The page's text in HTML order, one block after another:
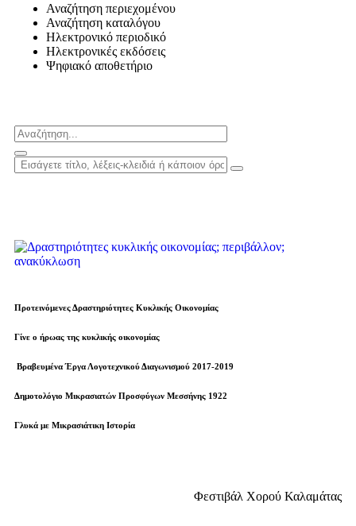
Αναζήτηση περιεχομένου
Αναζήτηση καταλόγου
Ηλεκτρονικό περιοδικό
Ηλεκτρονικές εκδόσεις
Ψηφιακό αποθετήριο
Προτεινόμενες Δραστηριότητες Κυκλικής Οικονομίας
Γίνε ο ήρωας της κυκλικής οικονομίας
Βραβευµένα Έργα Λογοτεχνικού Διαγωνισμού 2017-2019
Δημοτολόγιο Μικρασιατών Προσφύγων Μεσσήνης 1922
Γλυκά με Μικρασιάτικη Ιστορία
Φεστιβάλ Χορού Καλαμάτας